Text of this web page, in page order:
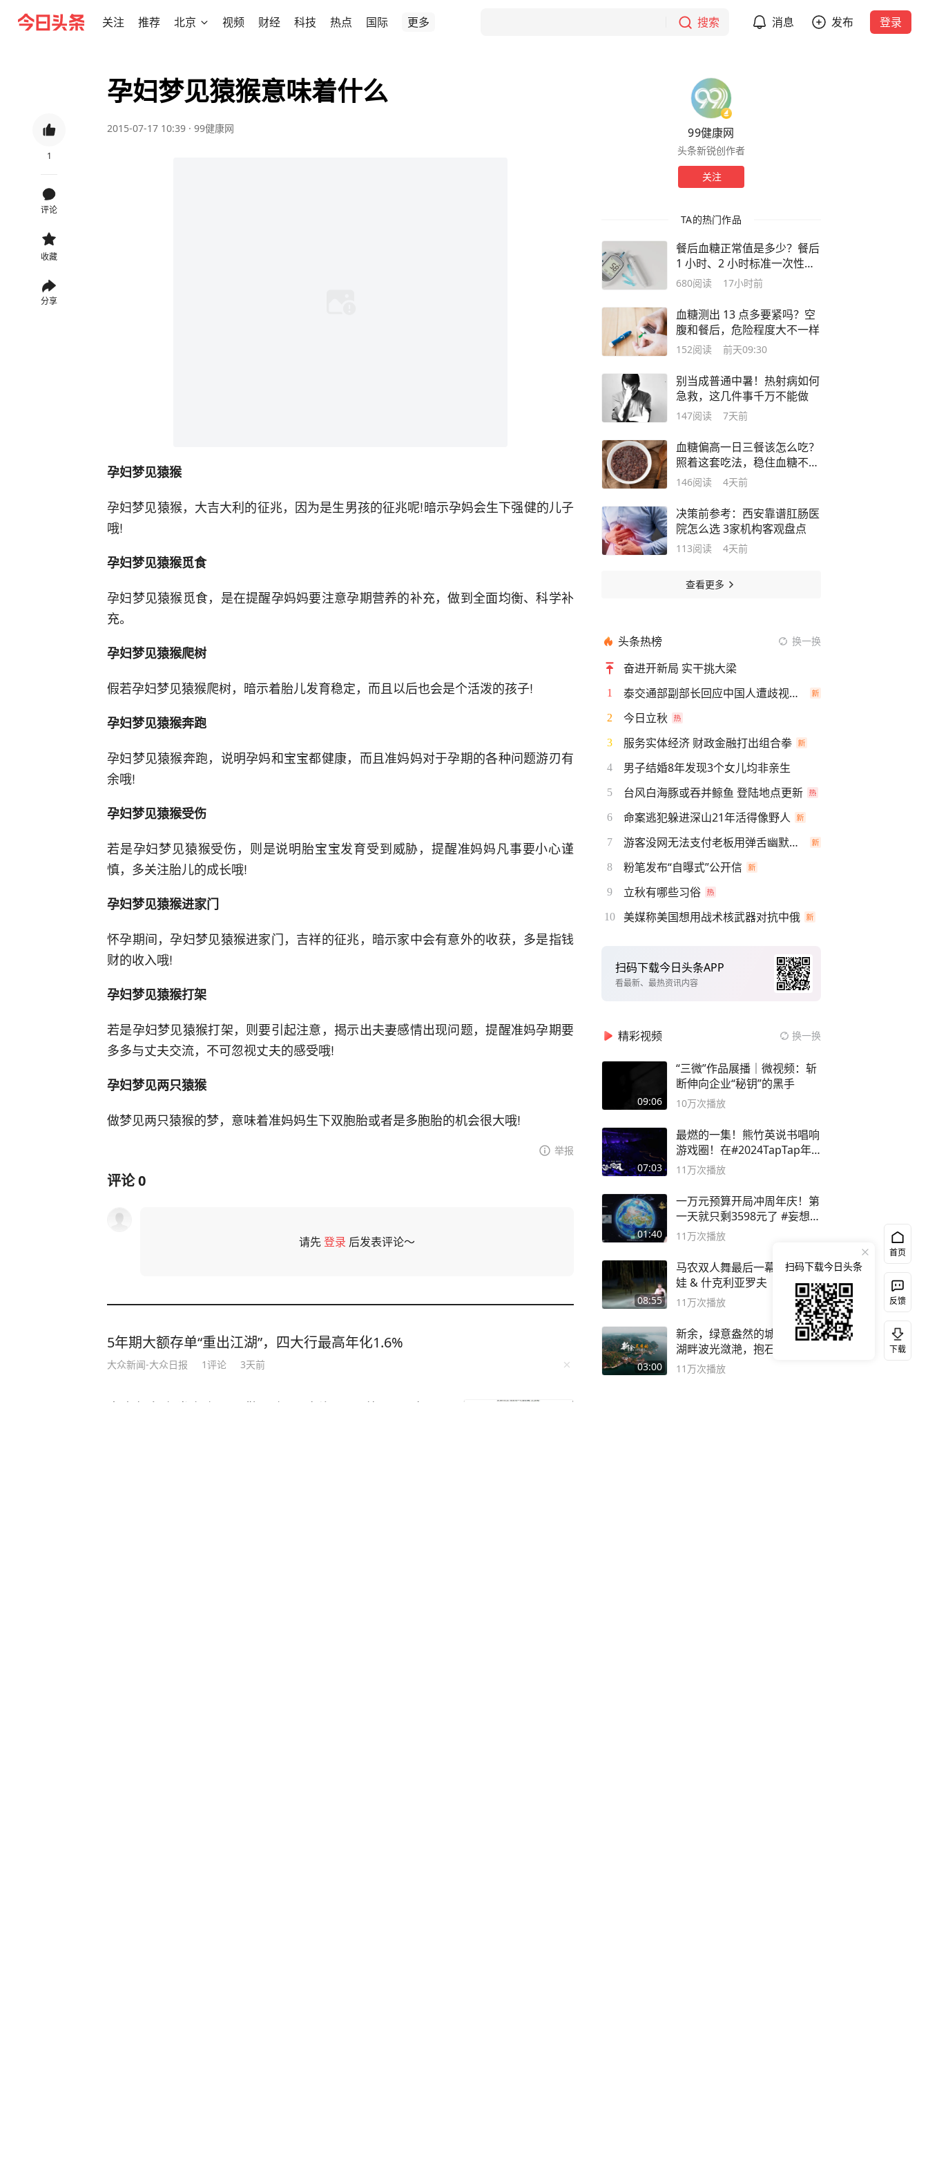
关注 推荐 北京 视频 财经 科技 热点 国际 更多 搜索 消息 发布 登录
1
评论
收藏
分享
孕妇梦见猿猴意味着什么
2015-07-17 10:39 · 99健康网
孕妇梦见猿猴
孕妇梦见猿猴，大吉大利的征兆，因为是生男孩的征兆呢!暗示孕妈会生下强健的儿子
哦!
孕妇梦见猿猴觅食
孕妇梦见猿猴觅食，是在提醒孕妈妈要注意孕期营养的补充，做到全面均衡、科学补
充。
孕妇梦见猿猴爬树
假若孕妇梦见猿猴爬树，暗示着胎儿发育稳定，而且以后也会是个活泼的孩子!
孕妇梦见猿猴奔跑
孕妇梦见猿猴奔跑，说明孕妈和宝宝都健康，而且准妈妈对于孕期的各种问题游刃有
余哦!
孕妇梦见猿猴受伤
若是孕妇梦见猿猴受伤，则是说明胎宝宝发育受到威胁，提醒准妈妈凡事要小心谨
慎，多关注胎儿的成长哦!
孕妇梦见猿猴进家门
怀孕期间，孕妇梦见猿猴进家门，吉祥的征兆，暗示家中会有意外的收获，多是指钱
财的收入哦!
孕妇梦见猿猴打架
若是孕妇梦见猿猴打架，则要引起注意，揭示出夫妻感情出现问题，提醒准妈孕期要
多多与丈夫交流，不可忽视丈夫的感受哦!
孕妇梦见两只猿猴
做梦见两只猿猴的梦，意味着准妈妈生下双胞胎或者是多胞胎的机会很大哦!
举报
评论0
请先登录 后发表评论～
5年期大额存单“重出江湖”，四大行最高年化1.6%
大众新闻-大众日报 1评论 3天前
99健康网
头条新锐创作者
关注
TA的热门作品
餐后血糖正常值是多少？餐后
1 小时、2 小时标准一次性说
清
680阅读 17小时前
血糖测出 13 点多要紧吗？空
腹和餐后，危险程度大不一样
152阅读 前天09:30
别当成普通中暑！热射病如何
急救，这几件事千万不能做
147阅读 7天前
血糖偏高一日三餐该怎么吃？
照着这套吃法，稳住血糖不飙
升
146阅读 4天前
决策前参考：西安靠谱肛肠医
院怎么选 3家机构客观盘点
113阅读 4天前
查看更多
头条热榜 换一换
奋进开新局 实干挑大梁
1 泰交通部副部长回应中国人遭歧视手势
2 今日立秋
3 服务实体经济 财政金融打出组合拳
4 男子结婚8年发现3个女儿均非亲生
5 台风白海豚或吞并鲸鱼 登陆地点更新
6 命案逃犯躲进深山21年活得像野人
7 游客没网无法支付老板用弹舌幽默化解
8 粉笔发布“自曝式”公开信
9 立秋有哪些习俗
10 美媒称美国想用战术核武器对抗中俄
扫码下载今日头条APP
看最新、最热资讯内容
精彩视频 换一换
09:06
“三微”作品展播｜微视频：斩
断伸向企业“秘钥”的黑手
10万次播放
07:03
最燃的一集！熊竹英说书唱响
游戏圈！在#2024TapTap年
度游戏大赏
11万次播放
01:40
一万元预算开局冲周年庆！第
一天就只剩3598元了 #妄想山
海
11万次播放
08:55
马农双人舞最后一幕-奥西波
娃 & 什克利亚罗夫
11万次播放
03:00
新余，绿意盎然的城市，仙女
湖畔波光潋滟，抱石公园文化
深邃……
11万次播放
首页
反馈
下载
扫码下载今日头条